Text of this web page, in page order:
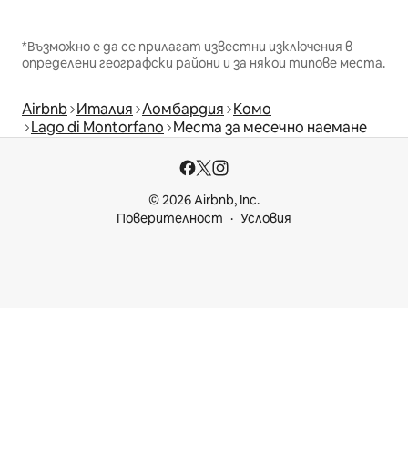
*Възможно е да се прилагат известни изключения в
определени географски райони и за някои типове места.
Airbnb Италия Ломбардия Комо
Lago di Montorfano Места за месечно наемане
© 2026 Airbnb, Inc.
Поверителност
Условия